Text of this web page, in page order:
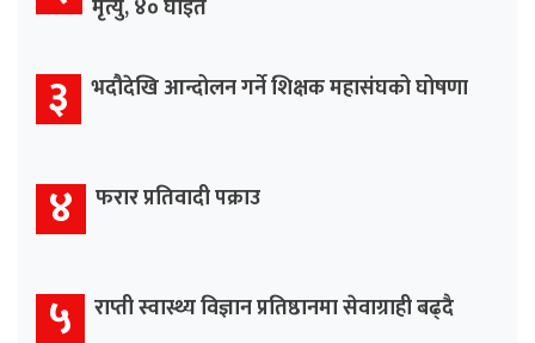
मृत्यु, ४० घाइते
३ भदौदेखि आन्दोलन गर्ने शिक्षक महासंघको घोषणा
४ फरार प्रतिवादी पक्राउ
५ राप्ती स्वास्थ्य विज्ञान प्रतिष्ठानमा सेवाग्राही बढ्दै